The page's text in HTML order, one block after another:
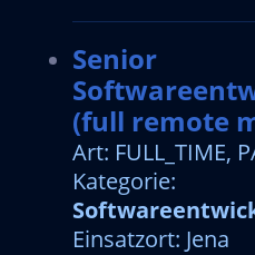
Senior
(full remote
Art: FULL_TIME,
Kategorie:
Einsatzort: Jena